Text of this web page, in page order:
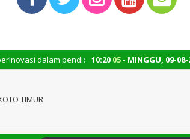
10:20 07 - MINGGU, 09-08-
menciptakan lulusan yang cerdas,
TIMUR